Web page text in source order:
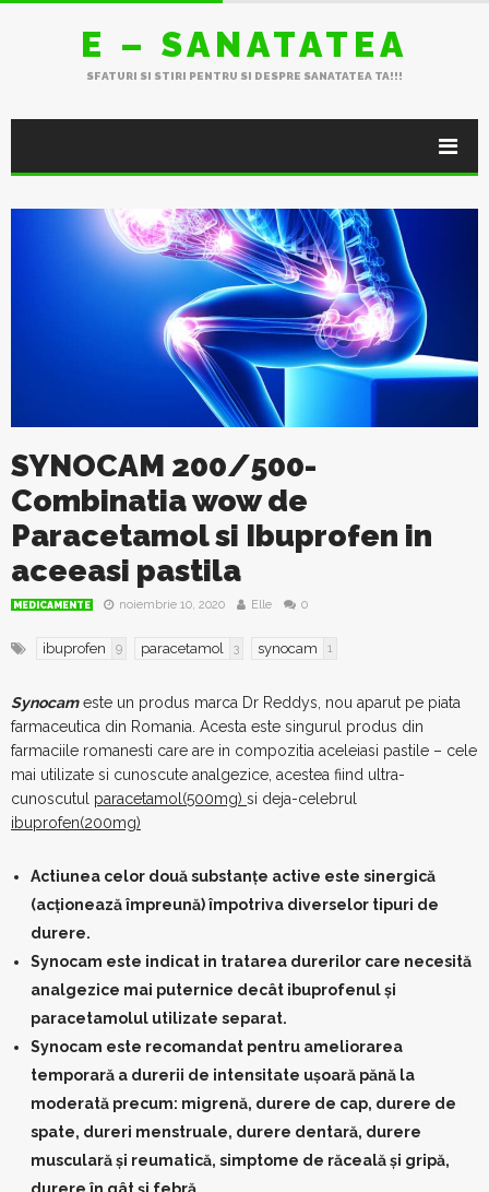
E – SANATATEA
SFATURI SI STIRI PENTRU SI DESPRE SANATATEA TA!!!
SYNOCAM 200/500-
Combinatia wow de
Paracetamol si Ibuprofen in
aceeasi pastila
MEDICAMENTE noiembrie 10, 2020 Elle 0
ibuprofen 9 paracetamol 3 synocam 1
Synocameste un produs marca Dr Reddys, nou aparut pe piata
farmaceutica din Romania. Acesta este singurul produs din
farmaciile romanesti care are in compozitia aceleiasi pastile – cele
mai utilizate si cunoscute analgezice, acestea fiind ultra-
cunoscutul paracetamol(500mg) si deja-celebrul
ibuprofen(200mg)
Actiunea celor două substanțe active este sinergică
(acționează împreună) împotriva diverselor tipuri de
durere.
Synocam este indicat in tratarea durerilor care necesită
analgezice mai puternice decât ibuprofenul și
paracetamolul utilizate separat.
Synocam este recomandat pentru ameliorarea
temporară a durerii de intensitate ușoară pănă la
moderată precum: migrenă, durere de cap, durere de
spate, dureri menstruale, durere dentară, durere
musculară și reumatică, simptome de răceală și gripă,
durere în gât și febră.